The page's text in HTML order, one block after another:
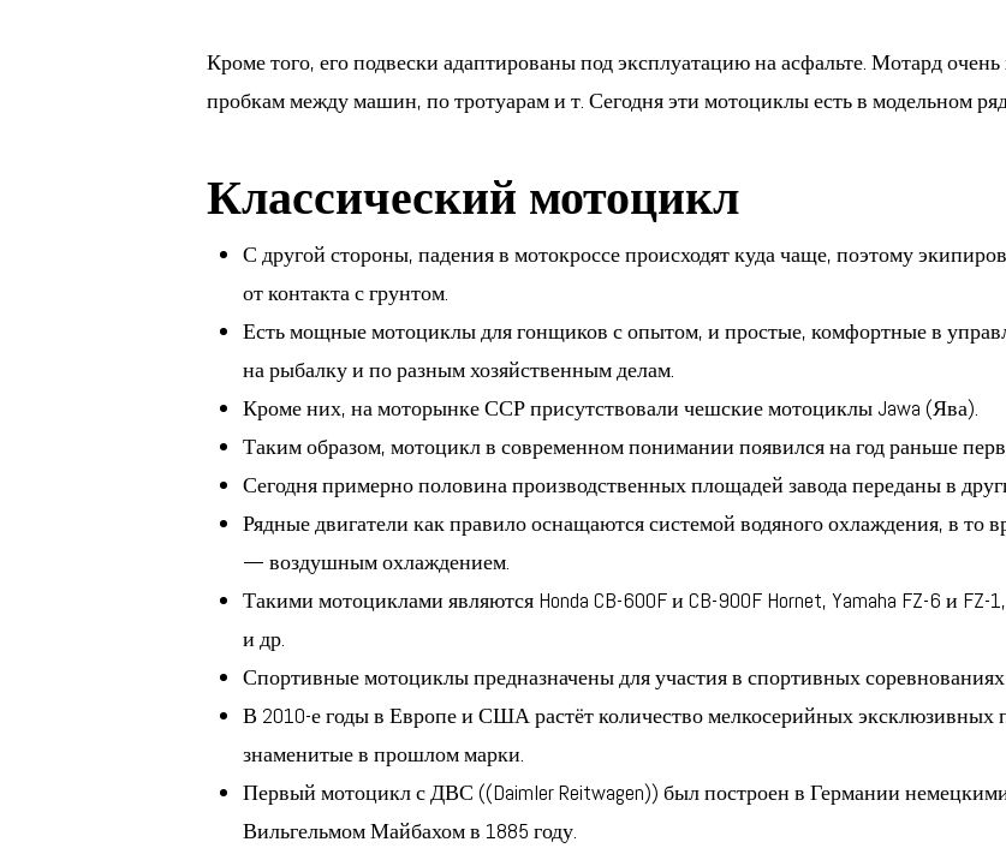
Кроме того, его подвески адаптированы под эксплуатацию на асфальте. Мотард
пробкам между машин, по тротуарам и т. Сегодня эти мотоциклы есть в модельном
Классический мотоцикл
С другой стороны, падения в мотокроссе происходят куда чаще, поэтому
от контакта с грунтом.
Есть мощные мотоциклы для гонщиков с опытом, и простые, комфортные в
на рыбалку и по разным хозяйственным делам.
Кроме них, на моторынке ССР присутствовали чешские мотоциклы Jawa (Ява).
Таким образом, мотоцикл в современном понимании появился на год раньше
Сегодня примерно половина производственных площадей завода переданы в
Рядные двигатели как правило оснащаются системой водяного охлаждения, в то
— воздушным охлаждением.
Такими мотоциклами являются Honda CB-600F и CB-900F Hornet, Yamaha FZ-6 и FZ-
и др.
Спортивные мотоциклы предназначены для участия в спортивных
В 2010-е годы в Европе и США растёт количество мелкосерийных эксклюзивных
знаменитые в прошлом марки.
Первый мотоцикл с ДВС ((Daimler Reitwagen)) был построен в Германии
Вильгельмом Майбахом в 1885 году.